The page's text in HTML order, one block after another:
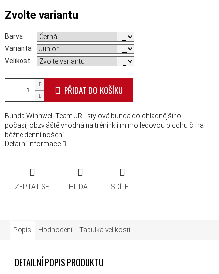
Zvolte variantu
Barva
Varianta
Velikost
PŘIDAT DO KOŠÍKU
Bunda Winnwell Team JR - stylová bunda do chladnějšího
počasí, obzvláště vhodná na trénink i mimo ledovou plochu či na
běžné denní nošení.
Detailní informace
ZEPTAT SE HLÍDAT SDÍLET
Popis Hodnocení Tabulka velikostí
DETAILNÍ POPIS PRODUKTU